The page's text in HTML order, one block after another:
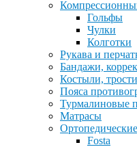
Гольфы
Чулки
Колготки
Рукава и
Бандажи,
Костыли, трости
Пояса
Турмалиновые
Матрасы
Fosta